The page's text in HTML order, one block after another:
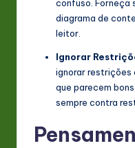
confuso. Forneça
diagrama de
leitor.
Ignorar
ignorar restrições
que parecem
sempre contra